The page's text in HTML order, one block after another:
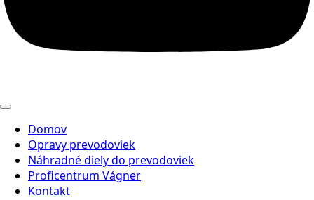
Domov
Opravy prevodoviek
Náhradné diely do prevodoviek
Proficentrum Vágner
Kontakt